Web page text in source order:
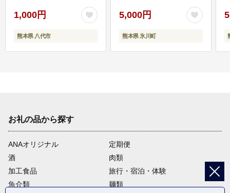
1,000円
熊本県 八代市
5,000円
熊本県 氷川町
お礼の品から探す
ANAオリジナル
定期便
酒
肉類
加工食品
旅行・宿泊・体験
魚介類
麺類